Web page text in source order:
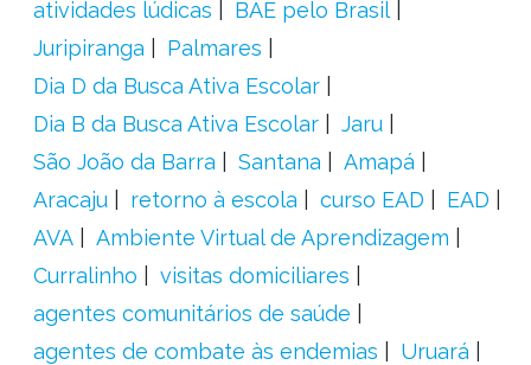
atividades lúdicas
BAE pelo Brasil
Juripiranga
Palmares
Dia D da Busca Ativa Escolar
Dia B da Busca Ativa Escolar
Jaru
São João da Barra
Santana
Amapá
Aracaju
retorno à escola curso EAD
EAD
AVA
Ambiente Virtual de Aprendizagem
Curralinho
visitas domiciliares
agentes comunitários de saúde
agentes de combate às endemias
Uruará